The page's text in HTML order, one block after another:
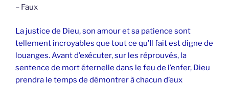
– Faux
La justice de Dieu, son amour et sa patience sont
tellement incroyables que tout ce qu’Il fait est digne de
louanges. Avant d’exécuter, sur les réprouvés, la
sentence de mort éternelle dans le feu de l’enfer, Dieu
prendra le temps de démontrer à chacun d’eux